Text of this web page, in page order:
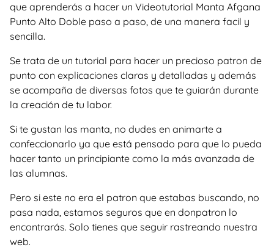
que aprenderás a hacer un Videotutorial Manta Afgana
Punto Alto Doble paso a paso, de una manera facil y
sencilla.
Se trata de un tutorial para hacer un precioso patron de
punto con explicaciones claras y detalladas y además
se acompaña de diversas fotos que te guiarán durante
la creación de tu labor.
Si te gustan las manta, no dudes en animarte a
confeccionarlo ya que está pensado para que lo pueda
hacer tanto un principiante como la más avanzada de
las alumnas.
Pero si este no era el patron que estabas buscando, no
pasa nada, estamos seguros que en donpatron lo
encontrarás. Solo tienes que seguir rastreando nuestra
web.